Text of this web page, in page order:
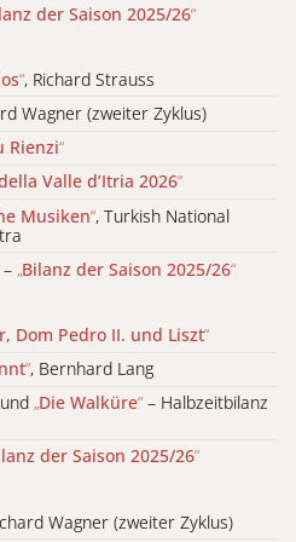
der Saison 2025/26“
“, Richard Strauss
Wagner (zweiter Zyklus)
Rienzi“
della Valle d’Itria 2026“
Musiken“, Turkish National
„Bilanz der Saison 2025/26“
Dom Pedro II. und Liszt“
“, Bernhard Lang
und „Die Walküre“ – Halbzeitbilanz
der Saison 2025/26“
Wagner (zweiter Zyklus)